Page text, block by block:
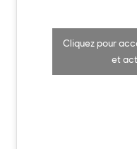
Cliquez pour
et